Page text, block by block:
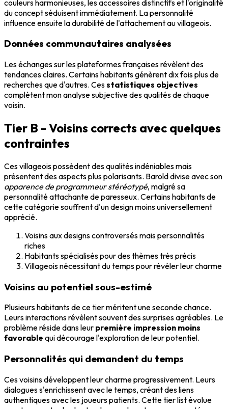
couleurs harmonieuses, les accessoires distinctifs et l'originalité
du concept séduisent immédiatement. La personnalité
influence ensuite la durabilité de l'attachement au villageois.
Données communautaires analysées
Les échanges sur les plateformes françaises révèlent des
tendances claires. Certains habitants génèrent dix fois plus de
recherches que d'autres. Cesstatistiques objectives
complètent mon analyse subjective des qualités de chaque
voisin.
Tier B - Voisins corrects avec quelques
contraintes
Ces villageois possèdent des qualités indéniables mais
présentent des aspects plus polarisants. Barold divise avec son
apparence de programmeur stéréotypé, malgré sa
personnalité attachante de paresseux. Certains habitants de
cette catégorie souffrent d'un design moins universellement
apprécié.
Voisins aux designs controversés mais personnalités
riches
Habitants spécialisés pour des thèmes très précis
Villageois nécessitant du temps pour révéler leur charme
Voisins au potentiel sous-estimé
Plusieurs habitants de ce tier méritent une seconde chance.
Leurs interactions révèlent souvent des surprises agréables. Le
problème réside dans leur première impression moins
favorable qui décourage l'exploration de leur potentiel.
Personnalités qui demandent du temps
Ces voisins développent leur charme progressivement. Leurs
dialogues s'enrichissent avec le temps, créant des liens
authentiques avec les joueurs patients. Cette tier list évolue